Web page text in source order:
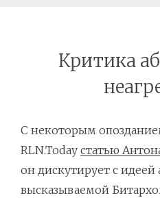
Критика
С некоторым
RLN.Today статью
он дискутирует с идеей
высказываемой